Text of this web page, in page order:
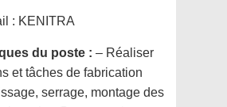
: KENITRA
du poste : – Réaliser
et tâches de fabrication
serrage, montage des